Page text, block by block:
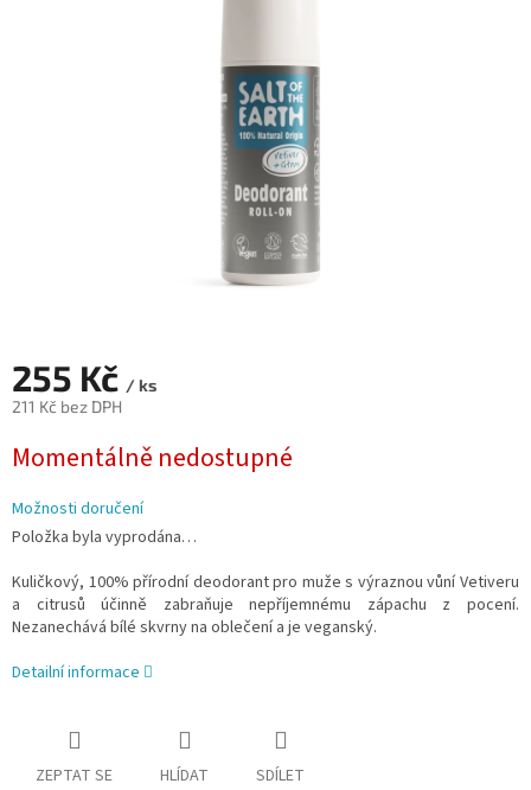
255 Kč / ks
211 Kč bez DPH
cena:
Momentálně nedostupné
Možnosti doručení
Položka byla vyprodána…
Kuličkový, 100% přírodní deodorant pro muže s výraznou vůní Vetiveru
a citrusů účinně zabraňuje nepříjemnému zápachu z pocení.
Nezanechává bílé skvrny na oblečení a je veganský.
Detailní informace
ZEPTAT SE HLÍDAT SDÍLET